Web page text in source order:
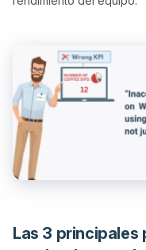
Las 3 principales